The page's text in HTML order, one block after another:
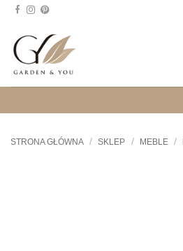
Przejdź
treści
STRONA GŁÓWNA / SKLEP / MEBLE /